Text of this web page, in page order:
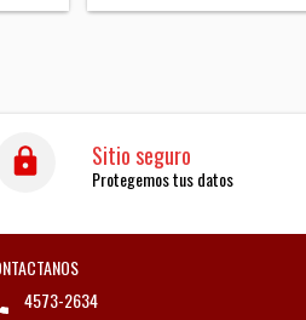
Sitio seguro
Protegemos tus datos
4573-2634